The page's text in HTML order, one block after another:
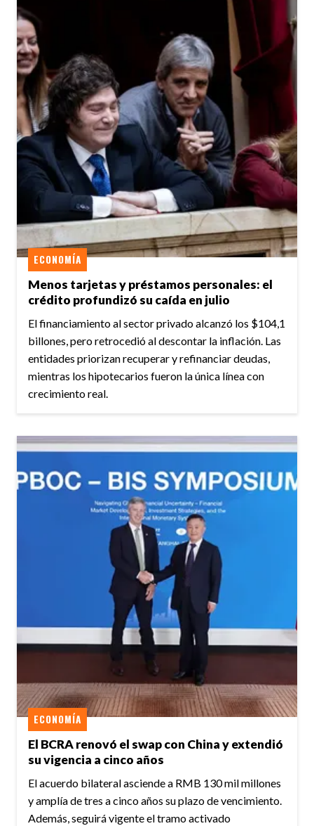
Menos tarjetas y préstamos personales: el
crédito profundizó su caída en julio
ECONOMÍA
El financiamiento al sector privado alcanzó los $104,1
billones, pero retrocedió al descontar la inflación. Las
entidades priorizan recuperar y refinanciar deudas,
mientras los hipotecarios fueron la única línea con
crecimiento real.
El BCRA renovó el swap con China y extendió
su vigencia a cinco años
ECONOMÍA
El acuerdo bilateral asciende a RMB 130 mil millones
y amplía de tres a cinco años su plazo de vencimiento.
Además, seguirá vigente el tramo activado